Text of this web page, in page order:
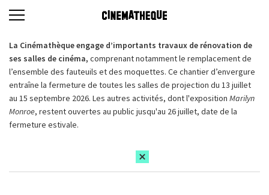
La Cinémathèque engage d’importants travaux de rénovation de
ses salles de cinéma, comprenant notamment le remplacement de
l’ensemble des fauteuils et des moquettes. Ce chantier d’envergure
entraîne la fermeture de toutes les salles de projection du 13 juillet
au 15 septembre 2026. Les autres activités, dont l'exposition Marilyn
Monroe, restent ouvertes au public jusqu'au 26 juillet, date de la
fermeture estivale.